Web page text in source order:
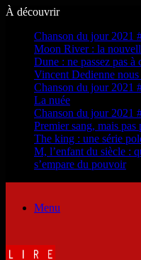
À découvrir
Chanson du jour 2021
Moon River : la
Dune : ne passez pas à
Vincent Dedienne
Chanson du jour 2021
La nuée
Chanson du jour 2021
Premier sang, mais pas
The king : une série
M, l’enfant du siècle :
s’empare du pouvoir
Menu